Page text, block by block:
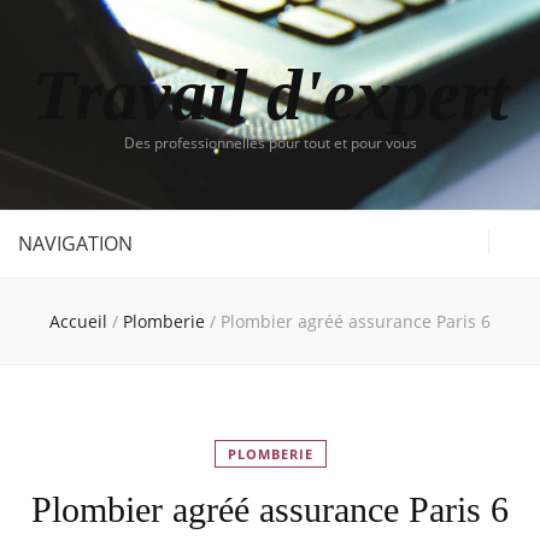
Travail d'expert
Des professionnelles pour tout et pour vous
NAVIGATION
Accueil / Plomberie / Plombier agréé assurance Paris 6
PLOMBERIE
Plombier agréé assurance Paris 6